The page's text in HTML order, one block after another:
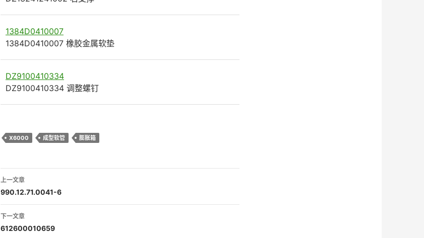
1384D0410007
1384D0410007 橡胶金属软垫
DZ9100410334
DZ9100410334 调整螺钉
X6000 成型软管 膨胀箱
文
章
导
航
上一文章
990.12.71.0041-6
下一文章
612600010659